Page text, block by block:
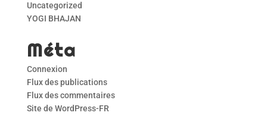
Uncategorized
YOGI BHAJAN
Méta
Connexion
Flux des publications
Flux des commentaires
Site de WordPress-FR